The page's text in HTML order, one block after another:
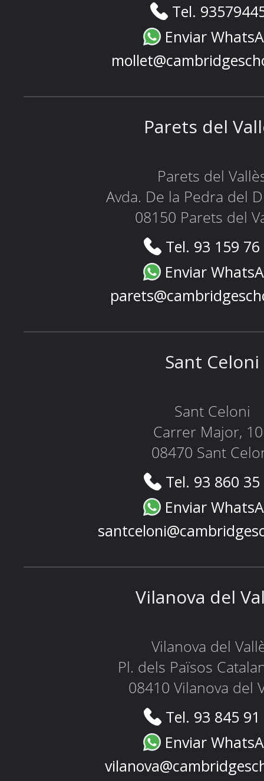
Tel.
Enviar
Parets del
Parets del
Avda. De la Pedra del
08150 Parets del
Tel. 93 159
Enviar
Sant Celoni
Sant Celoni
Carrer Major,
08470 Sant
Tel. 93 860
Enviar
Vilanova del
Vilanova del
Pl. dels Països
08410 Vilanova del
Tel. 93 845
Enviar